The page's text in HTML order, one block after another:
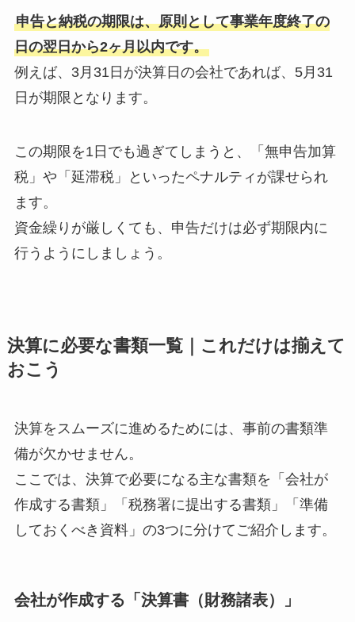
申告と納税の期限は、原則として事業年度終了の
日の翌日から2ヶ月以内です。
例えば、3月31日が決算日の会社であれば、5月31
日が期限となります。
この期限を1日でも過ぎてしまうと、「無申告加算
税」や「延滞税」といったペナルティが課せられ
ます。
資金繰りが厳しくても、申告だけは必ず期限内に
行うようにしましょう。
決算に必要な書類一覧｜これだけは揃えて
おこう
決算をスムーズに進めるためには、事前の書類準
備が欠かせません。
ここでは、決算で必要になる主な書類を「会社が
作成する書類」「税務署に提出する書類」「準備
しておくべき資料」の3つに分けてご紹介します。
会社が作成する「決算書（財務諸表）」